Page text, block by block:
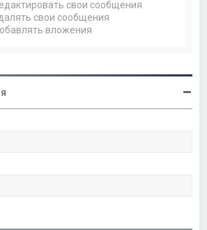
свои сообщения
свои сообщения
вложения